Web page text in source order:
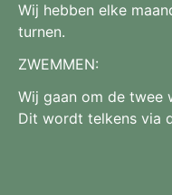
Wij hebben elke
turnen.
ZWEMMEN:
Wij gaan om de twee
Dit wordt telkens via